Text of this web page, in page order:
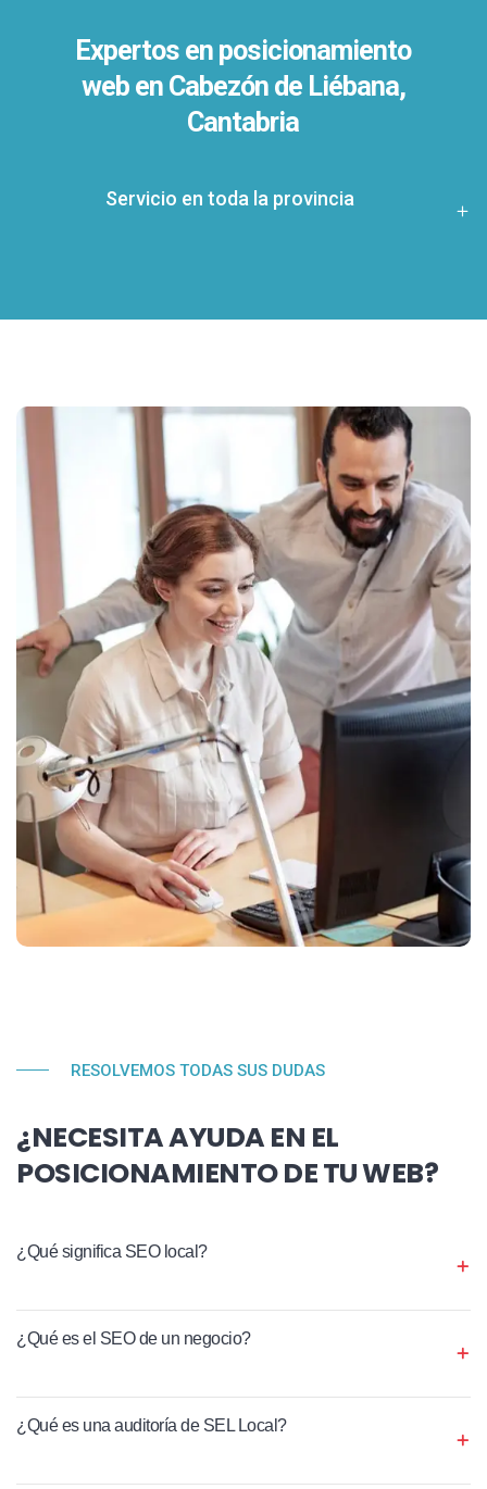
Expertos en posicionamiento
web en Cabezón de Liébana,
Cantabria
Servicio en toda la provincia
RESOLVEMOS TODAS SUS DUDAS
¿NECESITA AYUDA EN EL
POSICIONAMIENTO DE TU WEB?
¿Qué significa SEO local?
¿Qué es el SEO de un negocio?
¿Qué es una auditoría de SEL Local?